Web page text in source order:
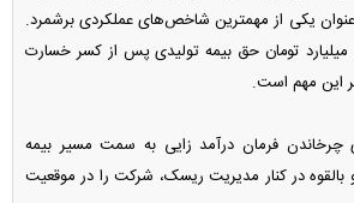
یکی از مهمترین شاخص‌های عملکردی برشمرد.
باقی ماندن ۳ هزار و ۱۸۲ میلیارد تومان حق بیمه تولیدی پس از کسر خسارت
این مهم است.
چرخاندن فرمان درآمد زایی به سمت مسیر بیمه
و بالقوه در کنار مدیریت ریسک، شرکت را در موقعیت